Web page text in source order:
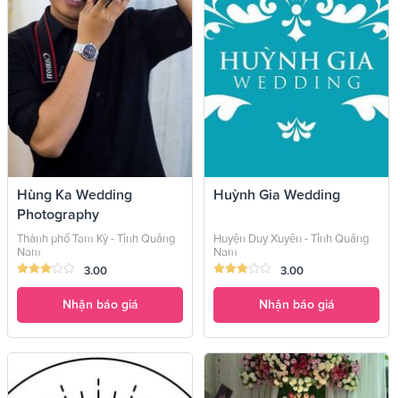
Hùng Ka Wedding
Photography
Thành phố Tam Kỳ - Tỉnh Quảng
Nam
3.00
Nhận báo giá
Huỳnh Gia Wedding
Huyện Duy Xuyên - Tỉnh Quảng
Nam
3.00
Nhận báo giá